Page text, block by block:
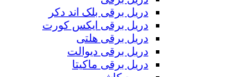
دریل برقی بلک اند دکر
دریل برقی ایکس کورت
دریل برقی هلتی
دریل برقی دیوالت
دریل برقی ماکیتا